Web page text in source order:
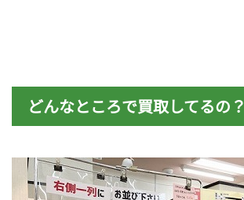
どんなところで買取してるの？